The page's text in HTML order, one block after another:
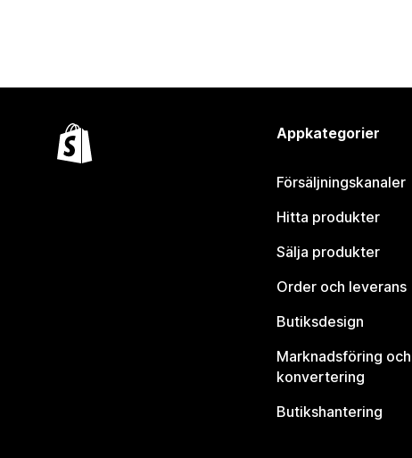
Appkategorier
Försäljningskanaler
Hitta produkter
Sälja produkter
Order och leverans
Butiksdesign
Marknadsföring och
konvertering
Butikshantering